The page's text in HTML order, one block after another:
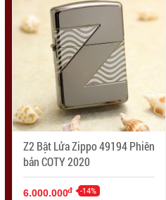
Z2 Bật Lửa Zippo 49194 Phiên
bản COTY 2020
6.000.000đ -14%